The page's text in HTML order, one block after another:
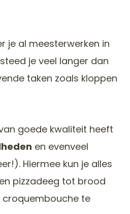
je al meesterwerken in
je veel langer dan
taken zoals kloppen
goede kwaliteit heeft
en evenveel
Hiermee kun je alles
pizzadeeg tot brood
croquembouche te